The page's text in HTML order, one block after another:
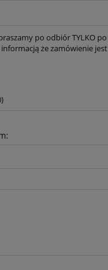
5mm - Szary
po odbiór TYLKO po
że zamówienie jest